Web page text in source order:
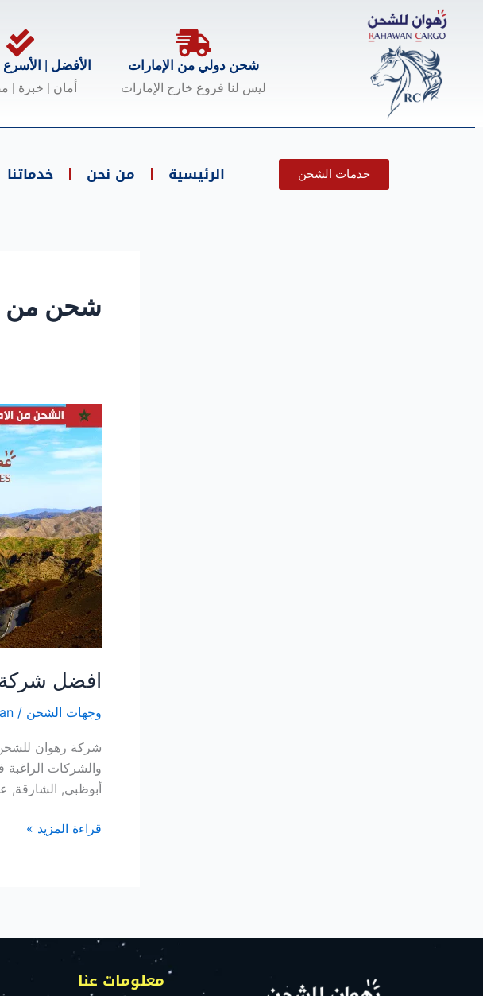
شحن دولي من الإمارات
ليس لنا فروع خارج الإمارات
الأفضل |
أمان | خبرة |
خدمات الشحن الرئيسية من نحن خدماتنا
شحن من
افضل
وجهات الشحن /
شركة رهوان
والشركات
أبوظبي, الشارقة,
افضل
شركة
شحن
قراءة المزيد »
معلومات عنا